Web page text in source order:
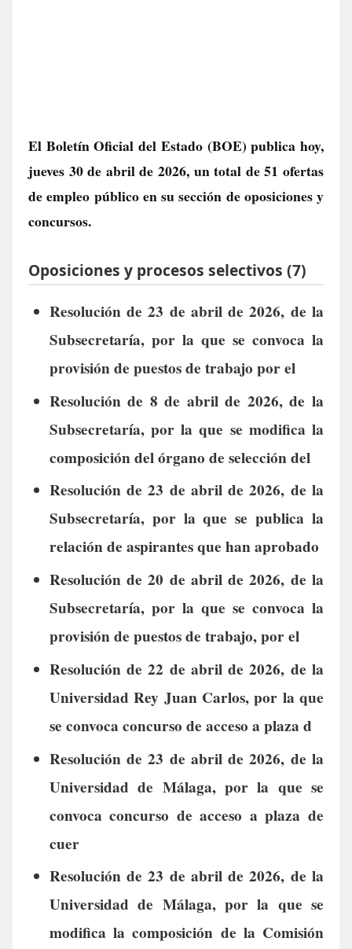
El Boletín Oficial del Estado (BOE) publica hoy,
jueves 30 de abril de 2026, un total de51 ofertas
de empleo públicoen su sección de oposiciones y
concursos.
Oposiciones y procesos selectivos (7)
Resolución de 23 de abril de 2026, de la
Subsecretaría, por la que se convoca la
provisión de puestos de trabajo por el
Resolución de 8 de abril de 2026, de la
Subsecretaría, por la que se modifica la
composición del órgano de selección del
Resolución de 23 de abril de 2026, de la
Subsecretaría, por la que se publica la
relación de aspirantes que han aprobado
Resolución de 20 de abril de 2026, de la
Subsecretaría, por la que se convoca la
provisión de puestos de trabajo, por el
Resolución de 22 de abril de 2026, de la
Universidad Rey Juan Carlos, por la que
se convoca concurso de acceso a plaza d
Resolución de 23 de abril de 2026, de la
Universidad de Málaga, por la que se
convoca concurso de acceso a plaza de
cuer
Resolución de 23 de abril de 2026, de la
Universidad de Málaga, por la que se
modifica la composición de la Comisión